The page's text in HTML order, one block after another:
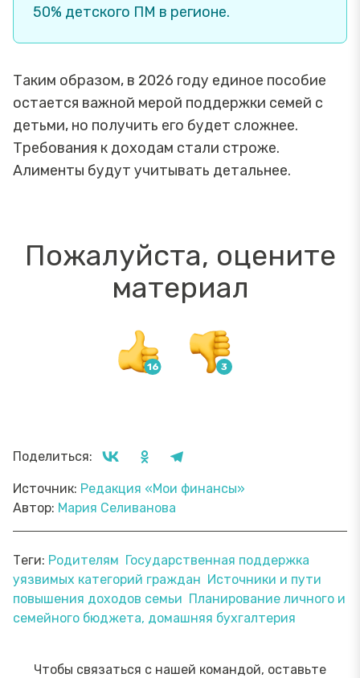
50% детского ПМ в регионе.
Таким образом, в 2026 году единое пособие
остается важной мерой поддержки семей с
детьми, но получить его будет сложнее.
Требования к доходам стали строже.
Алименты будут учитывать детальнее.
Пожалуйста, оцените
материал
Поделиться:
Источник: Редакция «Мои финансы»
Автор: Мария Селиванова
Теги: Родителям Государственная поддержка
уязвимых категорий граждан Источники и пути
повышения доходов семьи Планирование личного и
семейного бюджета, домашняя бухгалтерия
Чтобы связаться с нашей командой, оставьте